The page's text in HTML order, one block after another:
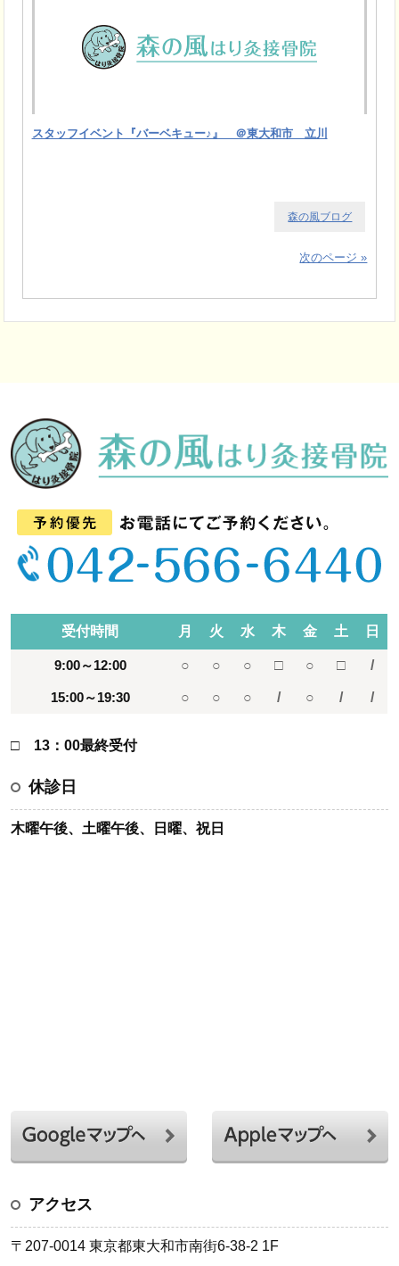
スタッフイベント『バーベキュー♪』 ＠東大和市 立川
森の風ブログ
次のページ »
受付時間 月 火 水 木 金 土 日
9:00～12:00 ○ ○ ○ □ ○ □ /
15:00～19:30 ○ ○ ○ / ○ / /
□ 13：00最終受付
休診日
木曜午後、土曜午後、日曜、祝日
アクセス
〒207-0014 東京都東大和市南街6-38-2 1F